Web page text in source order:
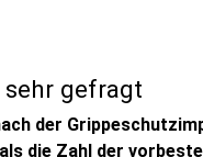
gefragt
der
die Zahl der